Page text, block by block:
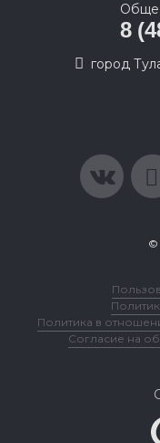
8
город
©
Политика в
Согласие на